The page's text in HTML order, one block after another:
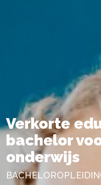
Verkorte
bachelor
onderwijs